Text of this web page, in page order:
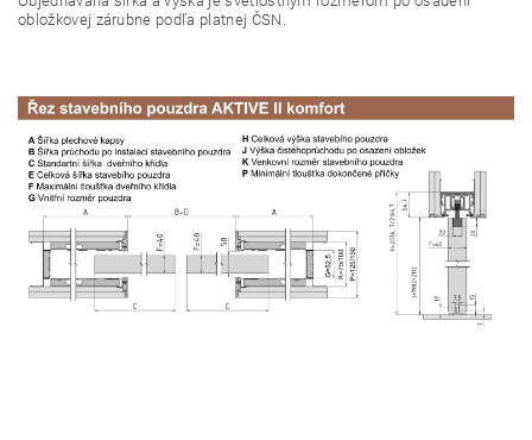
obložkovej zárubne podľa platnej ČSN.